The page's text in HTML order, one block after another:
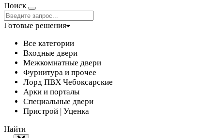
Поиск
Готовые решения
Все категории
Входные двери
Межкомнатные двери
Фурнитура и прочее
Лорд ПВХ Чебоксарские
Арки и порталы
Специальные двери
Пристрой | Уценка
Найти